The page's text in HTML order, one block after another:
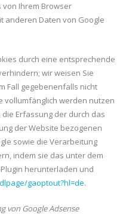
von Ihrem Browser
anderen Daten von Google
durch eine entsprechende
wir weisen Sie
Fall gegebenenfalls nicht
vollumfänglich werden nutzen
Erfassung der durch das
der Website bezogenen
sowie die Verarbeitung
indem sie das unter dem
herunterladen und
gaoptout?hl=de.
von Google Adsense